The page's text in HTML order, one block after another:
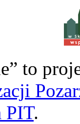
w
to
PIT.